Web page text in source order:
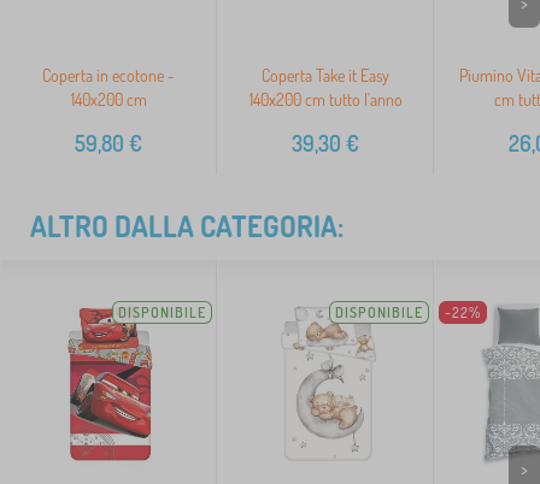
Coperta in ecotone -
140x200 cm
59,80 €
Coperta Take it Easy
140x200 cm tutto l'anno
39,30 €
Piumino
cm
ALTRO DALLA CATEGORIA:
DISPONIBILE DISPONIBILE -22%
>